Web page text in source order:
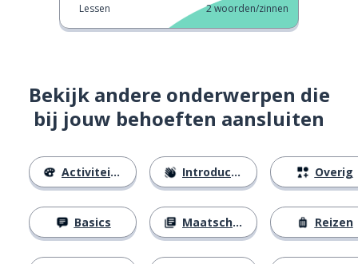
Lessen 2woorden/zinnen
Bekijk andere onderwerpen die
bij jouw behoeften aansluiten
Activiteiten
Basics
Introducties
Maatschappij
Overig
Reizen